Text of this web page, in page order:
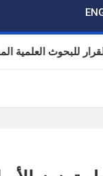
مجلة القرار للبحوث